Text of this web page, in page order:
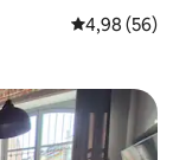
Gemiddelde
4,98 (56)